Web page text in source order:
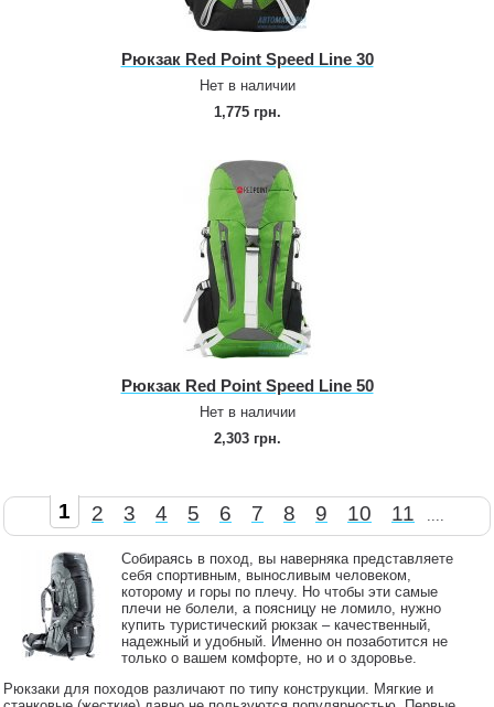
Собираясь в поход, вы наверняка представляете
себя спортивным, выносливым человеком,
которому и горы по плечу. Но чтобы эти самые
плечи не болели, а поясницу не ломило, нужно
купить туристический рюкзак – качественный,
надежный и удобный. Именно он позаботится не
только о вашем комфорте, но и о здоровье.
Рюкзаки для походов различают по типу конструкции. Мягкие и
Рюкзак Red Point Speed Line 30
Нет в наличии
1,775 грн.
Рюкзак Red Point Speed Line 50
Нет в наличии
2,303 грн.
1 2 3 4 5 6 7 8 9 10 11 ....